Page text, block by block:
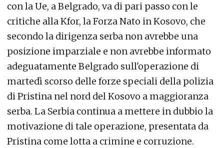
con la Ue, a Belgrado, va di pari passo con le
critiche alla Kfor, la Forza Nato in Kosovo, che
secondo la dirigenza serba non avrebbe una
posizione imparziale e non avrebbe informato
adeguatamente Belgrado sull'operazione di
martedì scorso delle forze speciali della polizia
di Pristina nel nord del Kosovo a maggioranza
serba. La Serbia continua a mettere in dubbio la
motivazione di tale operazione, presentata da
Pristina come lotta a crimine e corruzione.